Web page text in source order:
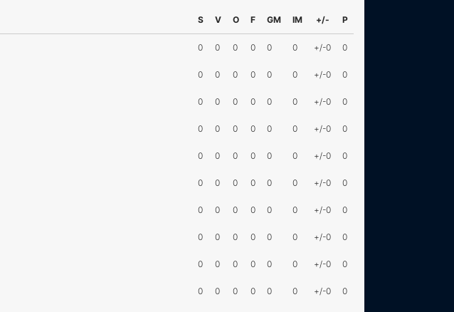
S V O F GM IM +/- P
0 0 0 0 0 0 +/-0 0
0 0 0 0 0 0 +/-0 0
0 0 0 0 0 0 +/-0 0
0 0 0 0 0 0 +/-0 0
0 0 0 0 0 0 +/-0 0
0 0 0 0 0 0 +/-0 0
0 0 0 0 0 0 +/-0 0
0 0 0 0 0 0 +/-0 0
0 0 0 0 0 0 +/-0 0
0 0 0 0 0 0 +/-0 0